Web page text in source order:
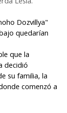
Dozvillya"
quedarían
que la
decidió
su familia, la
comenzó a